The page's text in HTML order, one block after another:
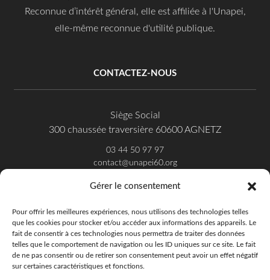
Gérer le consentement
Pour offrir les meilleures expériences, nous utilisons des technologies telles
que les cookies pour stocker et/ou accéder aux informations des appareils. Le
fait de consentir à ces technologies nous permettra de traiter des données
telles que le comportement de navigation ou les ID uniques sur ce site. Le fait
de ne pas consentir ou de retirer son consentement peut avoir un effet négatif
sur certaines caractéristiques et fonctions.
Reconnue d’intérêt général, elle est affiliée à l'Unapei,
elle-même reconnue d'utilité publique.
CONTACTEZ-NOUS
Siège Social
300 chaussée traversière 60600 AGNETZ
03 44 50 97 97
contact@unapei60.org